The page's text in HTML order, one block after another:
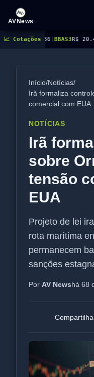
AVNews
📈 Cotações
|BBAS3R$ 20.41 |BBDC3R$
Início/Notícias/
Irã formaliza
comercial com EUA
NOTÍCIAS
Irã
sobre
tensão
EUA
Projeto de lei
rota marítima
permanecem
sanções
Por AV Newshá 68